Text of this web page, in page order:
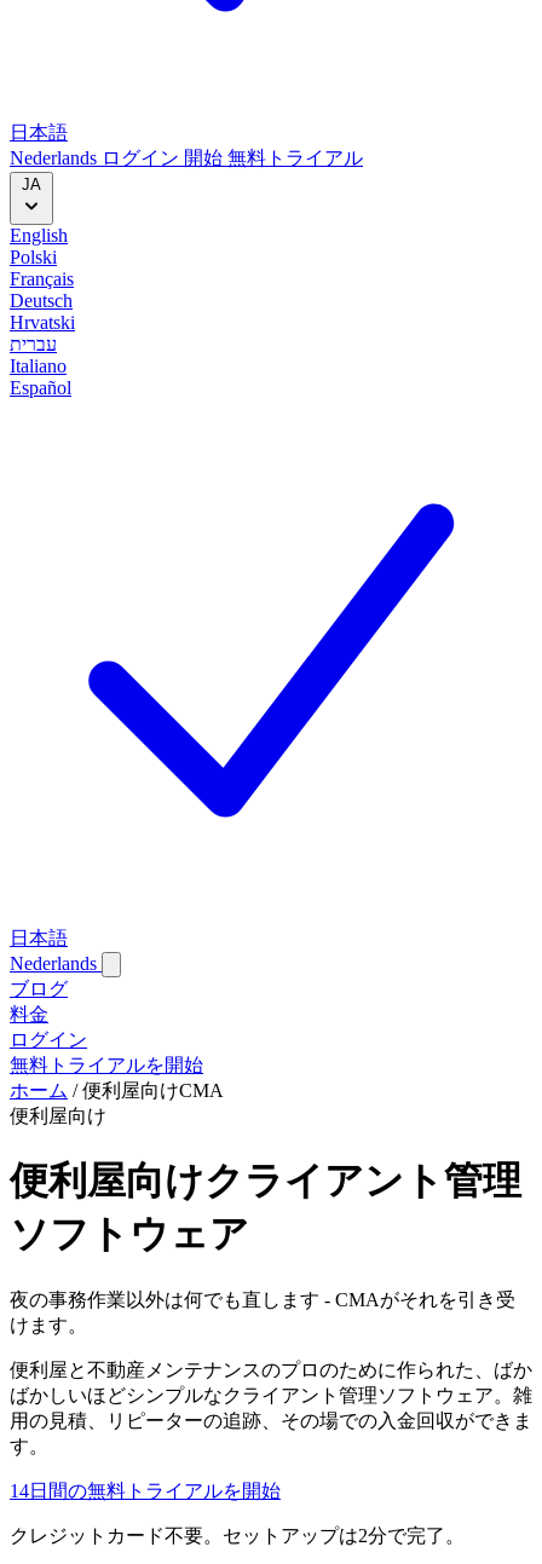
日本語
Nederlands ログイン 開始 無料トライアル
JA
English
Polski
Français
Deutsch
Hrvatski
עברית
Italiano
Español
日本語
Nederlands
ブログ
料金
ログイン
無料トライアルを開始
ホーム / 便利屋向けCMA
便利屋向け
便利屋向けクライアント管理
ソフトウェア
夜の事務作業以外は何でも直します - CMAがそれを引き受
けます。
便利屋と不動産メンテナンスのプロのために作られた、ばか
ばかしいほどシンプルなクライアント管理ソフトウェア。雑
用の見積、リピーターの追跡、その場での入金回収ができま
す。
14日間の無料トライアルを開始
クレジットカード不要。セットアップは2分で完了。